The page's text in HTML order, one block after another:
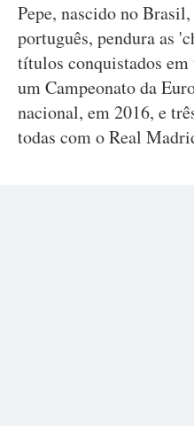
Pepe, nascido no
português, pendura as
títulos conquistados
um Campeonato da
nacional, em 2016, e
todas com o Real